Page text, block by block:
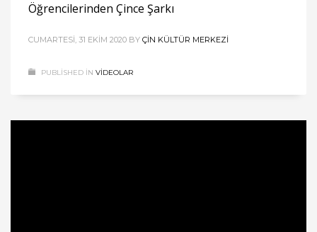
Öğrencilerinden Çince Şarkı
CUMARTESI, 31 EKIM 2020 BY ÇIN KÜLTÜR MERKEZI
PUBLISHED IN VIDEOLAR